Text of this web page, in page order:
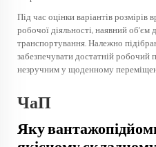
Під час оцінки варіантів розмірів
робочої діяльності, наявний об’єм
транспортування. Належно
забезпечувати достатній робочий
незручним у щоденному
ЧаП
Яку